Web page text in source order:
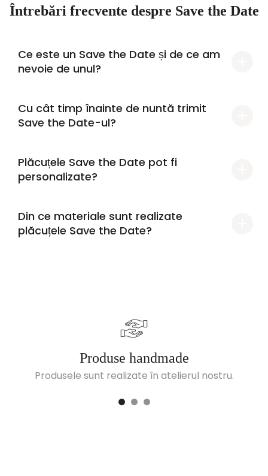
Întrebări frecvente despre Save the Date
Ce este un Save the Date și de ce am
nevoie de unul?
Cu cât timp înainte de nuntă trimit
Save the Date-ul?
Plăcuțele Save the Date pot fi
personalizate?
Din ce materiale sunt realizate
plăcuțele Save the Date?
Produse handmade
Produsele sunt realizate în atelierul nostru.